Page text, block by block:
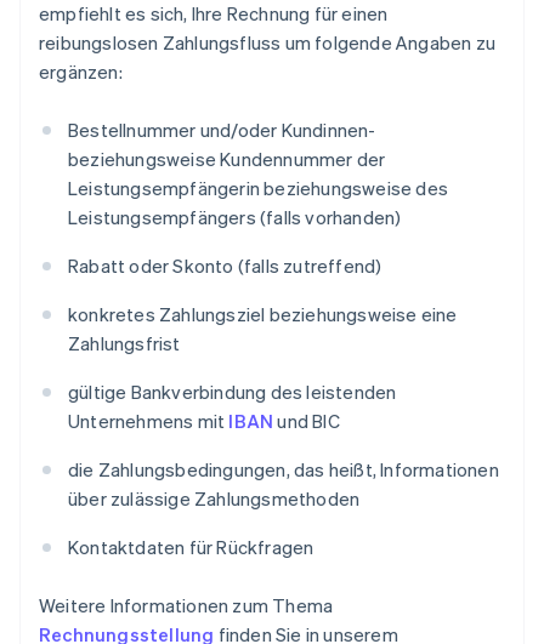
empfiehlt es sich, Ihre Rechnung für einen
reibungslosen Zahlungsfluss um folgende Angaben zu
ergänzen:
Bestellnummer und/oder Kundinnen-
beziehungsweise Kundennummer der
Leistungsempfängerin beziehungsweise des
Leistungsempfängers (falls vorhanden)
Rabatt oder Skonto (falls zutreffend)
konkretes Zahlungsziel beziehungsweise eine
Zahlungsfrist
gültige Bankverbindung des leistenden
Unternehmens mit IBAN und BIC
die Zahlungsbedingungen, das heißt, Informationen
über zulässige Zahlungsmethoden
Kontaktdaten für Rückfragen
Weitere Informationen zum Thema
Rechnungsstellung finden Sie in unserem